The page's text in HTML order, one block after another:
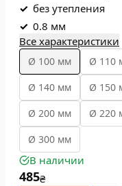
✓ без утепления
✓ 0.8 мм
Все характеристики
Ø 100 мм Ø 110
Ø 140 мм
Ø 150
Ø 200 мм
Ø 220
Ø 300 мм
В наличии
485₴